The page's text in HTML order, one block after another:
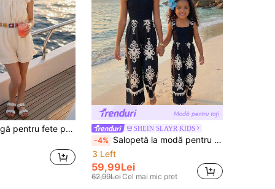
Salopetă întregă pentru fete preadolescente, din material jacquard țesut, stil boem, cu volan la tiv, casual, bretele subțiri și mâneci fluturante, talie cu smocking în spate, decor cu bordură împletită colorată, potrivită pentru purtare casual zilnică și vacanță, primăvara și vara
SHEIN SLAYR KIDS
-4% Salopetă la modă pentru fete preadolescente, cu guler pătrat, stil vintage boem, cu imprimeu retro, drapaj excelent, imprimeu retro totem alb-negru, elegantă minimalistă, potrivită pentru petreceri de primăvară/vară, activități în aer liber, ținute de vacanță
3 Left
59,99Lei
62,99LeiCel mai mic pret